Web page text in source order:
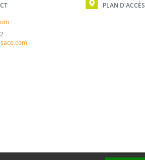
PLAN D'ACCÈS